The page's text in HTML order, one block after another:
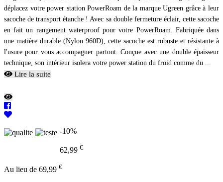
déplacez votre power station PowerRoam de la marque Ugreen grâce à leur
sacoche de transport étanche ! Avec sa double fermeture éclair, cette sacoche
en fait un rangement waterproof pour votre PowerRoam. Fabriquée dans
une matière durable (Nylon 960D), cette sacoche est robuste et résistante à
l'usure pour vous accompagner partout. Conçue avec une double épaisseur
technique, son intérieur isolera votre power station du froid comme du ...
Lire la suite
-10%
62,99 €
Au lieu de 69,99 €